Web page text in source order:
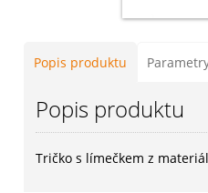
Popis produktu
Popis produktu
Tričko s límečkem z